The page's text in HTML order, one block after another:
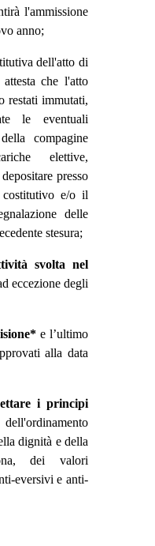
l'ammissione
anno;
dell'atto di
che l'atto
restati immutati,
le eventuali
compagine
elettive,
presso
e/o il
delle
stesura;
svolta nel
eccezione degli
e l’ultimo
alla data
i principi
dignità e della
dei valori
eversivi e anti-